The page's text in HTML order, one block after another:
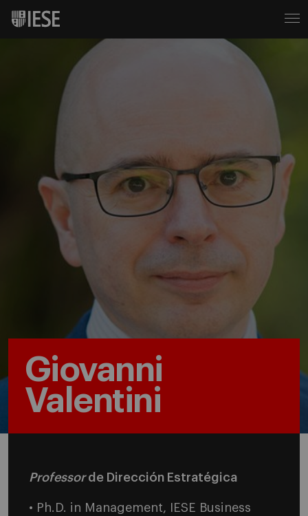
Giovanni
Valentini
Professorde Dirección Estratégica
• Ph.D. in Management, IESE Business